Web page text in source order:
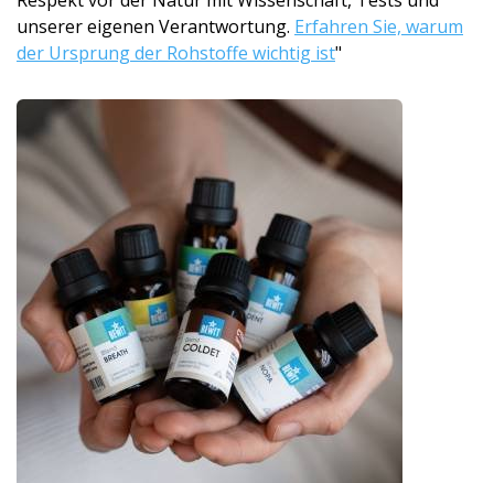
unserer eigenen Verantwortung. Erfahren Sie, warum
der Ursprung der Rohstoffe wichtig ist"